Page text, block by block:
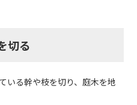
切る
いる幹や枝を切り、庭木を地